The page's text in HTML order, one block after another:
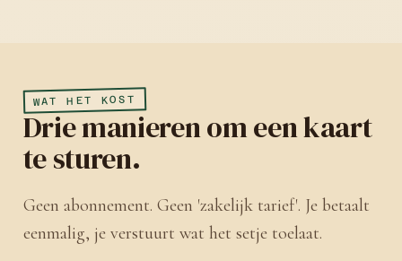
WAT HET KOST
Drie manieren om een kaart
te sturen.
Geen abonnement. Geen 'zakelijk tarief'. Je betaalt
eenmalig, je verstuurt wat het setje toelaat.